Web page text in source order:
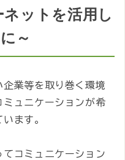
ットを活用し
～
業等を取り巻く環境
ュニケーションが希
ます。
コミュニケーション